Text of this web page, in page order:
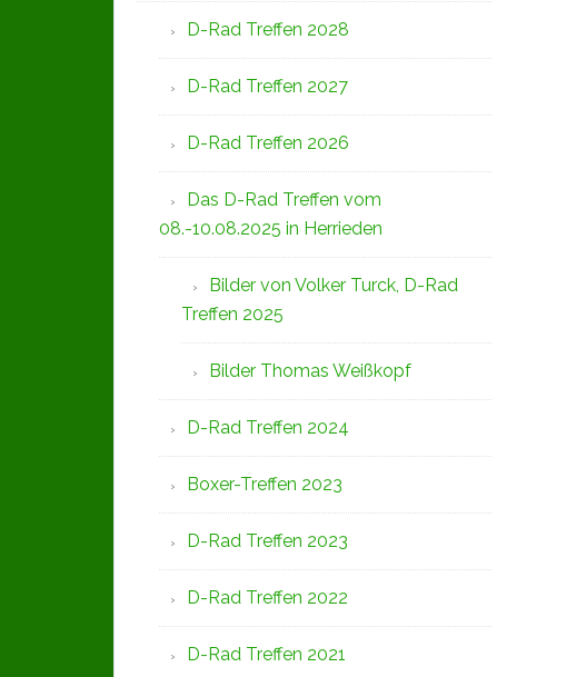
D-Rad Treffen 2028
D-Rad Treffen 2027
D-Rad Treffen 2026
Das D-Rad Treffen vom
08.-10.08.2025 in Herrieden
Bilder von Volker Turck, D-Rad
Treffen 2025
Bilder Thomas Weißkopf
D-Rad Treffen 2024
Boxer-Treffen 2023
D-Rad Treffen 2023
D-Rad Treffen 2022
D-Rad Treffen 2021